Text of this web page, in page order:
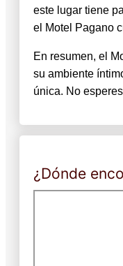
este lugar tiene
el Motel Pagano
En resumen, el
su ambiente
única. No
¿Dónde